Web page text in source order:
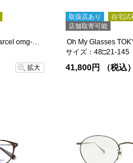
Oh My Glasses TOKYO Marcel omg-144-GMM-48
拡大
取扱店あり
自宅試
店舗取寄可能
サイズ：48□21-145
41,800円 （税込）